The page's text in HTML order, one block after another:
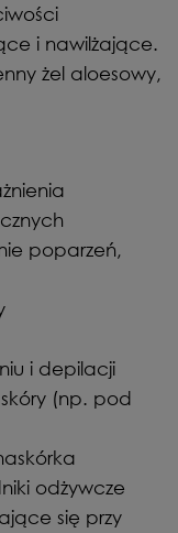
i nawilżające.
żel aloesowy,
poparzeń,
i depilacji
(np. pod
odżywcze
się przy